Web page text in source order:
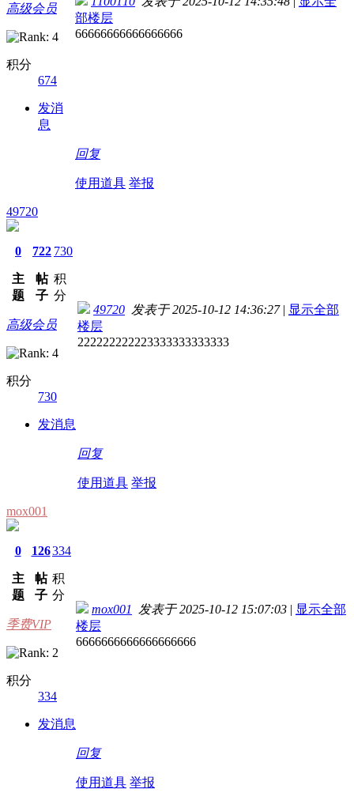
高级会员
积分
674
发消
息
部楼层
66666666666666666
回复
使用道具 举报
49720
0
主
题
722
帖
子
730
积
分
高级会员
积分
730
发消息
49720 发表于 2025-10-12 14:36:27 | 显示全部
楼层
222222222223333333333333
回复
使用道具 举报
mox001
0
主
题
126
帖
子
334
积
分
季费VIP
积分
334
发消息
mox001 发表于 2025-10-12 15:07:03 | 显示全部
楼层
6666666666666666666
回复
使用道具 举报